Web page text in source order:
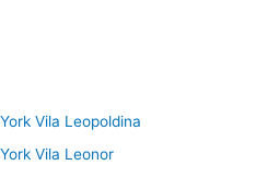
Vila Leopoldina
Vila Leonor